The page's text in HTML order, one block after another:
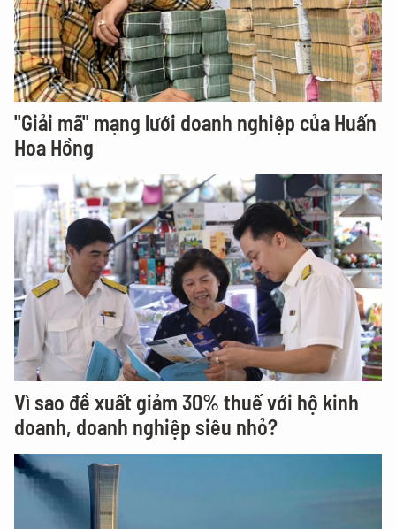
"Giải mã" mạng lưới doanh nghiệp của Huấn
Hoa Hồng
Vì sao đề xuất giảm 30% thuế với hộ kinh
doanh, doanh nghiệp siêu nhỏ?